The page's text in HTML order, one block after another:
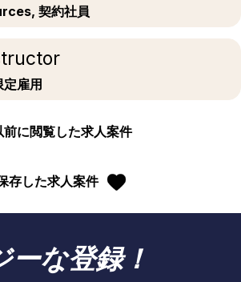
契約社員
雇用
前に閲覧した求人案件
存した求人案件
ーな登録！